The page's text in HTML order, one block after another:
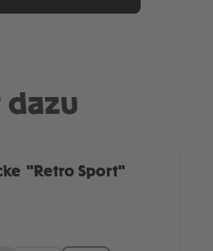
dazu
"Retro Sport"